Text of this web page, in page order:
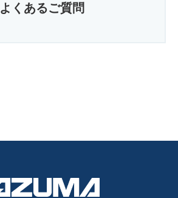
よくあるご質問